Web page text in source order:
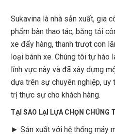
Sukavina là nhà sản xuất, gia
phẩm bàn thao tác, băng tải
xe đẩy hàng, thanh trượt con
loại bánh xe. Chúng tôi tự hào
lĩnh vực này và đã xây dựng
dựa trên sự chuyên nghiệp,
trị thực sự cho khách hàng.
TẠI SAO LẠI LỰA CHỌN CHÚNG
► Sản xuất với hệ thống máy